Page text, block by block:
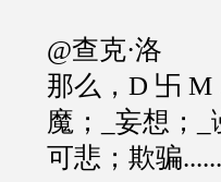
@查克·洛
那么，D 卐
魔；_妄想；
可悲；欺骗